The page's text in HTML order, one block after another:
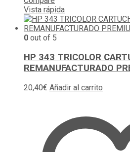
Vista rápida
0 out of 5
HP 343 TRICOLOR
REMANUFACTURADO
20,40€ Añadir al carrito